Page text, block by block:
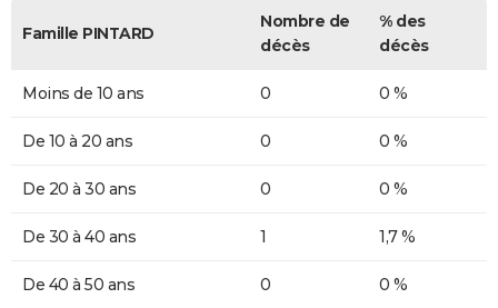
Famille PINTARD
Nombre de
décès
% des
décès
Moins de 10 ans 0 0 %
De 10 à 20 ans 0 0 %
De 20 à 30 ans 0 0 %
De 30 à 40 ans 1 1,7 %
De 40 à 50 ans 0 0 %